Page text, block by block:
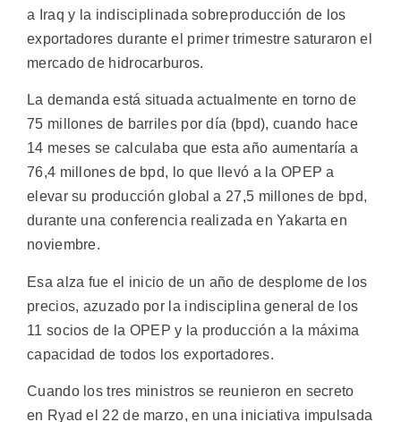
a Iraq y la indisciplinada sobreproducción de los
exportadores durante el primer trimestre saturaron el
mercado de hidrocarburos.
La demanda está situada actualmente en torno de
75 millones de barriles por día (bpd), cuando hace
14 meses se calculaba que esta año aumentaría a
76,4 millones de bpd, lo que llevó a la OPEP a
elevar su producción global a 27,5 millones de bpd,
durante una conferencia realizada en Yakarta en
noviembre.
Esa alza fue el inicio de un año de desplome de los
precios, azuzado por la indisciplina general de los
11 socios de la OPEP y la producción a la máxima
capacidad de todos los exportadores.
Cuando los tres ministros se reunieron en secreto
en Ryad el 22 de marzo, en una iniciativa impulsada